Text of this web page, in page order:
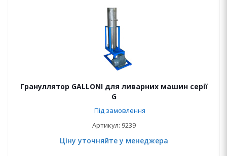
Грануллятор GALLONI для ливарних машин серії
G
Під замовлення
Артикул: 9239
Ціну уточняйте у менеджера